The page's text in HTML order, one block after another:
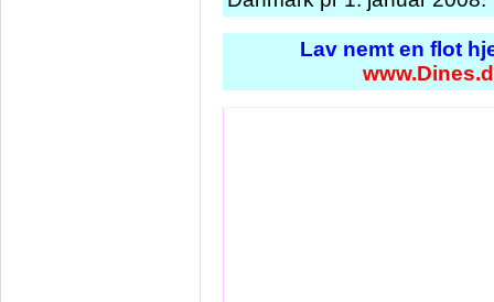
Lav nemt en flot